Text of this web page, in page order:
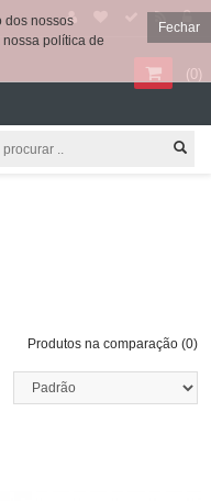
(0)
Produtos na comparação (0)
Fechar
dos nossos
política de